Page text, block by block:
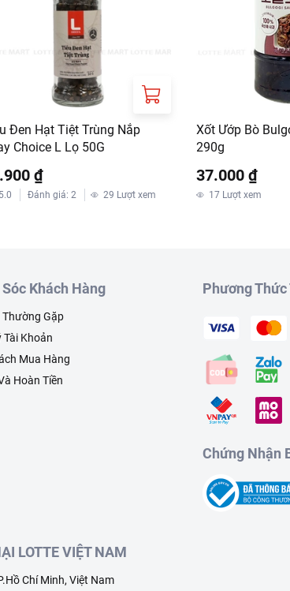
Đen Hạt Tiệt Trùng Nắp
Choice L Lọ 50G
₫
5.0 Đánh giá: 2 29 Lượt xem
Xốt Ướp Bò
290g
37.000 ₫
17 Lượt xem
Khách Hàng
Thường Gặp
Tài Khoản
Mua Hàng
Hoàn Tiền
Phương Thức
Chứng Nhận
LOTTE VIỆT NAM
Chí Minh, Việt Nam